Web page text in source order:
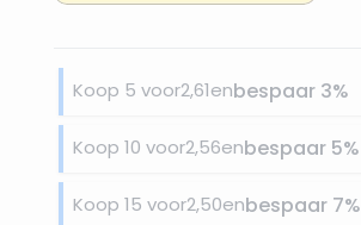
Koop 5 voor2,61enbespaar 3%
Koop 10 voor2,56enbespaar 5%
Koop 15 voor2,50enbespaar 7%